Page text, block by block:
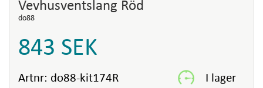
Vevhusventslang Röd
do88
843 SEK
Artnr: do88-kit174R